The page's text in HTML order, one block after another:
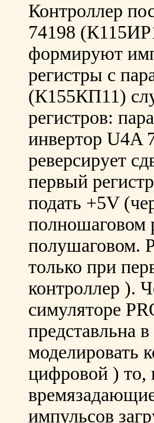
Контроллер
74198
формируют
регистры с
(К155КП11)
регистров:
инвертор U4A
реверсирует
первый
подать +5V
полношаговом
полушаговом.
только при
контроллер ).
симуляторе
представльна
моделировать
цифровой ) то,
импульсов